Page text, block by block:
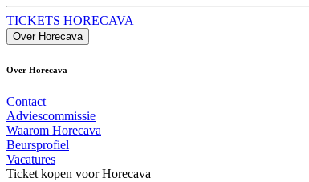
TICKETS HORECAVA
Over Horecava
Over Horecava
Contact
Adviescommissie
Waarom Horecava
Beursprofiel
Vacatures
Ticket kopen voor Horecava